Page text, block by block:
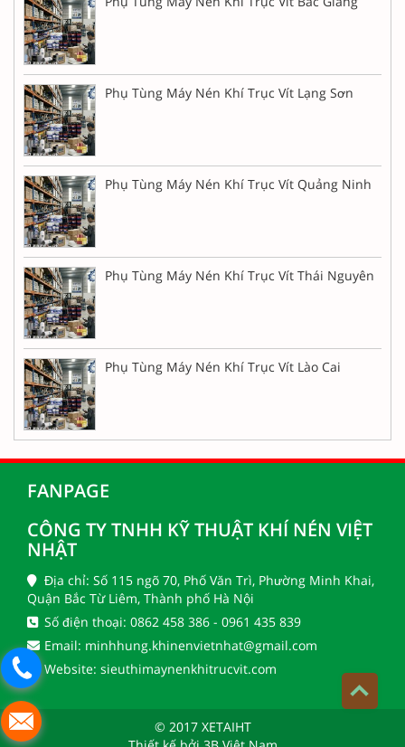
Phụ Tùng Máy Nén Khí Trục Vít Lạng Sơn
Phụ Tùng Máy Nén Khí Trục Vít Quảng Ninh
Phụ Tùng Máy Nén Khí Trục Vít Thái Nguyên
Phụ Tùng Máy Nén Khí Trục Vít Lào Cai
FANPAGE
CÔNG TY TNHH KỸ THUẬT KHÍ NÉN VIỆT
NHẬT
Địa chỉ: Số 115 ngõ 70, Phố Văn Trì, Phường Minh Khai,
Quận Bắc Từ Liêm, Thành phố Hà Nội
Số điện thoại: 0862 458 386 - 0961 435 839
Email: minhhung.khinenvietnhat@gmail.com
Website: sieuthimaynenkhitrucvit.com
© 2017 XETAIHT